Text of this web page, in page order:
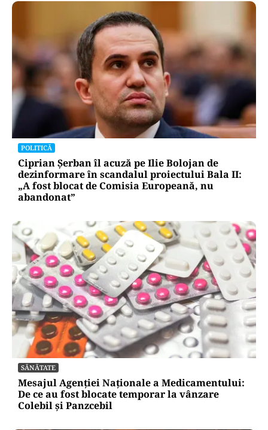
POLITICĂ
Ciprian Șerban îl acuză pe Ilie Bolojan de
dezinformare în scandalul proiectului Bala II:
„A fost blocat de Comisia Europeană, nu
abandonat”
SĂNĂTATE
Mesajul Agenției Naționale a Medicamentului:
De ce au fost blocate temporar la vânzare
Colebil și Panzcebil